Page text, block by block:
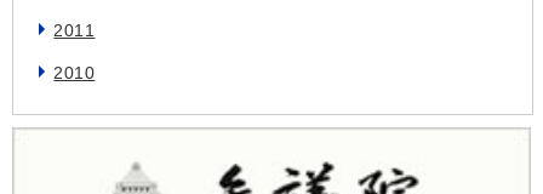
2011
2010